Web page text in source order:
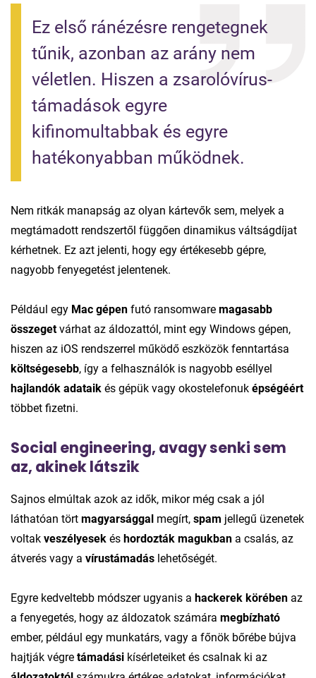
Ez első ránézésre rengetegnek
tűnik, azonban az arány nem
véletlen. Hiszen a zsarolóvírus-
támadások egyre
kifinomultabbak és egyre
hatékonyabban működnek.
Nem ritkák manapság az olyan kártevők sem, melyek a
megtámadott rendszertől függően dinamikus váltságdíjat
kérhetnek. Ez azt jelenti, hogy egy értékesebb gépre,
nagyobb fenyegetést jelentenek.
Például egy Mac gépen futó ransomware magasabb
összegetvárhat az áldozattól, mint egy Windows gépen,
hiszen az iOS rendszerrel működő eszközök fenntartása
költségesebb, így a felhasználók is nagyobb eséllyel
hajlandók adataik és gépük vagy okostelefonuk épségéért
többet fizetni.
Social engineering, avagy senki sem
az, akinek látszik
Sajnos elmúltak azok az idők, mikor még csak a jól
láthatóan tört magyarsággal megírt, spam jellegű üzenetek
voltak veszélyesek és hordozták magukban a csalás, az
átverés vagy a vírustámadás lehetőségét.
Egyre kedveltebb módszer ugyanis a hackerek körében az
a fenyegetés, hogy az áldozatok számára megbízható
ember, például egy munkatárs, vagy a főnök bőrébe bújva
hajtják végre támadási kísérleteiket és csalnak ki az